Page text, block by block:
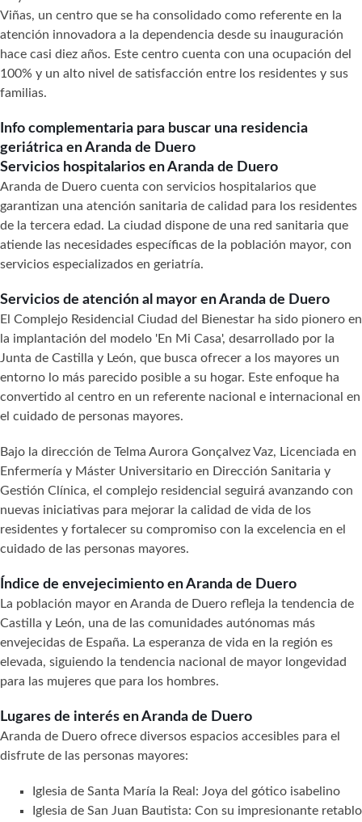
Viñas, un centro que se ha consolidado como referente en la
atención innovadora a la dependencia desde su inauguración
hace casi diez años. Este centro cuenta con una ocupación del
100% y un alto nivel de satisfacción entre los residentes y sus
familias.
Info complementaria para buscar una residencia
geriátrica en Aranda de Duero
Servicios hospitalarios en Aranda de Duero
Aranda de Duero cuenta con servicios hospitalarios que
garantizan una atención sanitaria de calidad para los residentes
de la tercera edad. La ciudad dispone de una red sanitaria que
atiende las necesidades específicas de la población mayor, con
servicios especializados en geriatría.
Servicios de atención al mayor en Aranda de Duero
El Complejo Residencial Ciudad del Bienestar ha sido pionero en
la implantación del modelo 'En Mi Casa', desarrollado por la
Junta de Castilla y León, que busca ofrecer a los mayores un
entorno lo más parecido posible a su hogar. Este enfoque ha
convertido al centro en un referente nacional e internacional en
el cuidado de personas mayores.
Bajo la dirección de Telma Aurora Gonçalvez Vaz, Licenciada en
Enfermería y Máster Universitario en Dirección Sanitaria y
Gestión Clínica, el complejo residencial seguirá avanzando con
nuevas iniciativas para mejorar la calidad de vida de los
residentes y fortalecer su compromiso con la excelencia en el
cuidado de las personas mayores.
Índice de envejecimiento en Aranda de Duero
La población mayor en Aranda de Duero refleja la tendencia de
Castilla y León, una de las comunidades autónomas más
envejecidas de España. La esperanza de vida en la región es
elevada, siguiendo la tendencia nacional de mayor longevidad
para las mujeres que para los hombres.
Lugares de interés en Aranda de Duero
Aranda de Duero ofrece diversos espacios accesibles para el
disfrute de las personas mayores:
Iglesia de Santa María la Real: Joya del gótico isabelino
Iglesia de San Juan Bautista: Con su impresionante retablo